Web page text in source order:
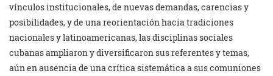
vínculos institucionales, de nuevas demandas, carencias y
posibilidades, y de una reorientación hacia tradiciones
nacionales y latinoamericanas, las disciplinas sociales
cubanas ampliaron y diversificaron sus referentes y temas,
aún en ausencia de una crítica sistemática a sus comuniones